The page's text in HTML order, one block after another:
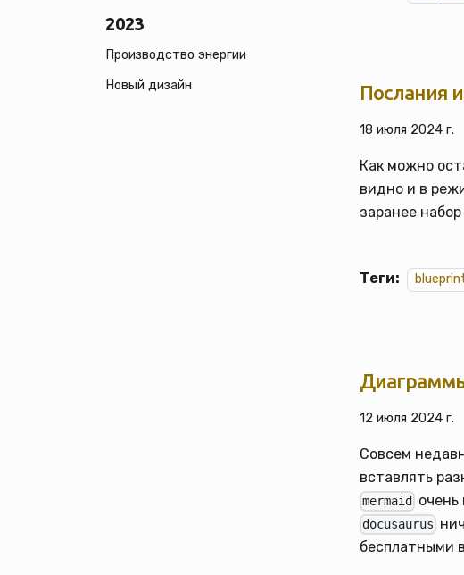
2023
Производство энергии
Новый дизайн Послания
18 июля 2024 г.
Как можно
видно и в
заранее
Теги:
12 июля 2024 г.
Совсем
вставлять
mermaid очень
docusaurus
бесплатными